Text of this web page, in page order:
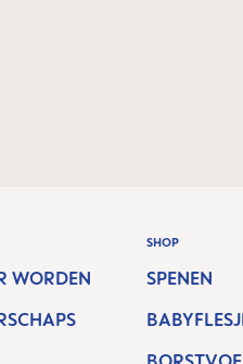
WORDEN
SHOP
SPENEN